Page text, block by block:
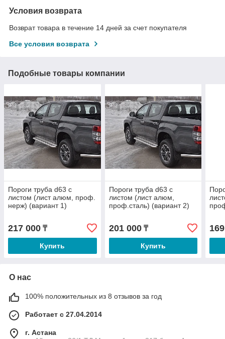
Условия возврата
Возврат товара в течение 14 дней за счет покупателя
Все условия возврата
Подобные товары компании
Пороги труба d63 с
листом (лист алюм, проф.
нерж) (вариант 1)
217 000 ₸
Купить
Пороги труба d63 с
листом (лист алюм,
проф.сталь) (вариант 2)
201 000₸
Купить
О нас
100% положительных из 8 отзывов за год
Работает с 27.04.2014
г. Астана